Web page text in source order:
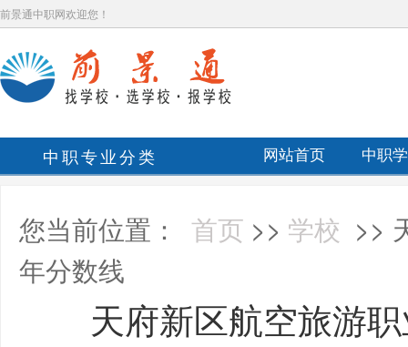
前景通中职网欢迎您！
中职专业分类 网站首页 中职
您当前位置： 首页 >> 学校 >>
年分数线
天府新区航空旅游